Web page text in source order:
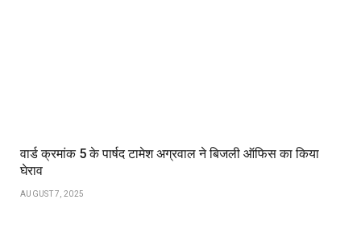
वार्ड क्रमांक 5 के पार्षद टामेश अग्रवाल ने बिजली ऑफिस का किया
घेराव
AUGUST 7, 2025